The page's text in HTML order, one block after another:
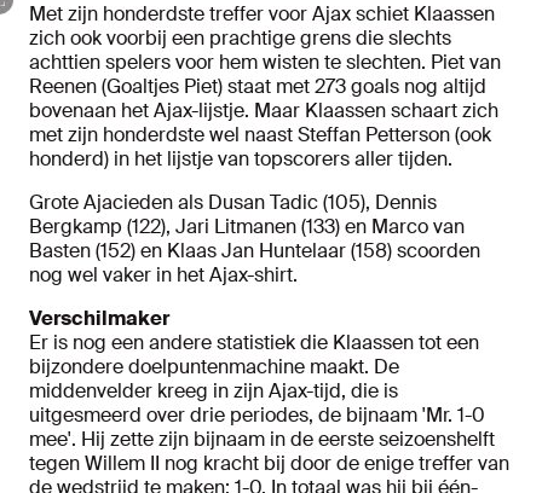
Met zijn honderdste treffer voor Ajax schiet Klaassen
zich ook voorbij een prachtige grens die slechts
achttien spelers voor hem wisten te slechten. Piet van
Reenen (Goaltjes Piet) staat met 273 goals nog altijd
bovenaan het Ajax-lijstje. Maar Klaassen schaart zich
met zijn honderdste wel naast Steffan Petterson (ook
honderd) in het lijstje van topscorers aller tijden.
Grote Ajacieden als Dusan Tadic (105), Dennis
Bergkamp (122), Jari Litmanen (133) en Marco van
Basten (152) en Klaas Jan Huntelaar (158) scoorden
nog wel vaker in het Ajax-shirt.
Verschilmaker
Er is nog een andere statistiek die Klaassen tot een
bijzondere doelpuntenmachine maakt. De
middenvelder kreeg in zijn Ajax-tijd, die is
uitgesmeerd over drie periodes, de bijnaam 'Mr. 1-0
mee'. Hij zette zijn bijnaam in de eerste seizoenshelft
tegen Willem II nog kracht bij door de enige treffer van